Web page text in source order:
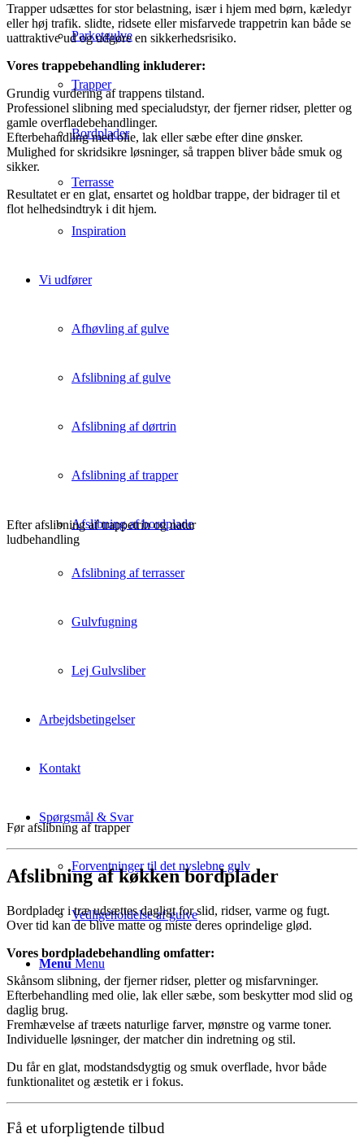
Parketgulve
Trapper
Bordplader
Terrasse
Inspiration
Vi udfører
Afhøvling af gulve
Afslibning af gulve
Afslibning af dørtrin
Afslibning af trapper
Afslibning af bordplade
Afslibning af terrasser
Gulvfugning
Lej Gulvsliber
Arbejdsbetingelser
Kontakt
Spørgsmål & Svar
Forventninger til det nyslebne gulv
Vedligeholdelse af gulve
Menu Menu
Trapper udsættes for stor belastning, især i hjem med børn, kæledyr
eller høj trafik. slidte, ridsete eller misfarvede trappetrin kan både se
uattraktive ud og udgøre en sikkerhedsrisiko.
Vores trappebehandling inkluderer:
Grundig vurdering af trappens tilstand.
Professionel slibning med specialudstyr, der fjerner ridser, pletter og
gamle overfladebehandlinger.
Efterbehandling med olie, lak eller sæbe efter dine ønsker.
Mulighed for skridsikre løsninger, så trappen bliver både smuk og
sikker.
Resultatet er en glat, ensartet og holdbar trappe, der bidrager til et
flot helhedsindtryk i dit hjem.
Efter afslibning af trappetrin og natur
ludbehandling
Før afslibning af trapper
Afslibning af køkken bordplader
Bordplader i træ udsættes dagligt for slid, ridser, varme og fugt.
Over tid kan de blive matte og miste deres oprindelige glød.
Vores bordpladebehandling omfatter:
Skånsom slibning, der fjerner ridser, pletter og misfarvninger.
Efterbehandling med olie, lak eller sæbe, som beskytter mod slid og
daglig brug.
Fremhævelse af træets naturlige farver, mønstre og varme toner.
Individuelle løsninger, der matcher din indretning og stil.
Du får en glat, modstandsdygtig og smuk overflade, hvor både
funktionalitet og æstetik er i fokus.
Få et uforpligtende tilbud